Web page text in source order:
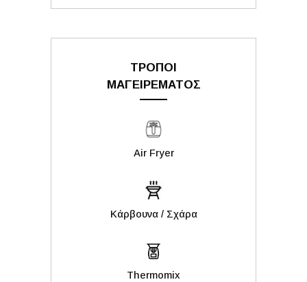
ΤΡΟΠΟΙ
ΜΑΓΕΙΡΕΜΑΤΟΣ
Air Fryer
Kάρβουνα / Σχάρα
Thermomix